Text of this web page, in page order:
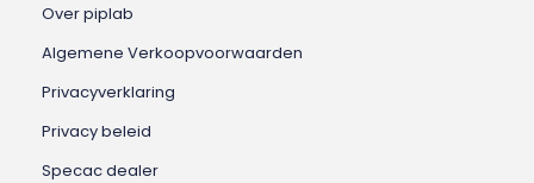
Over piplab
Algemene Verkoopvoorwaarden
Privacyverklaring
Privacy beleid
Specac dealer